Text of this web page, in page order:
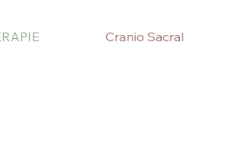
Cranio Sacral